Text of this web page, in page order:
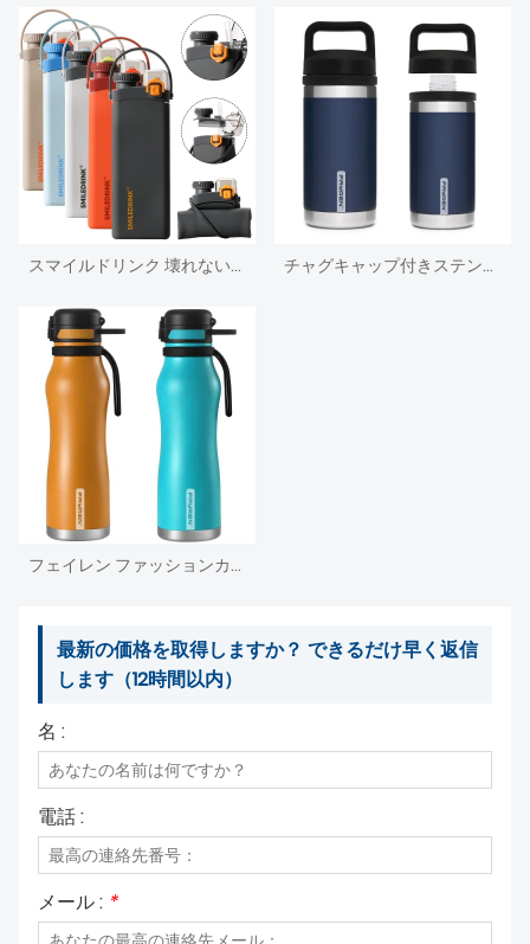
スマイルドリンク 壊れない折りたたみ式シリコンドリンクウェアカスタム折りたたみ式シリコンドリンクスポーツウォーターボトルストロー付き チャグキャップ付きステンレス真空断熱水筒
フェイレン ファッションカラー素敵な断熱メタルウォーターボトルサーモとバウンスカバー付き
最新の価格を取得しますか？ できるだけ早く返信
します（12時間以内）
名 :
電話 :
メール : *